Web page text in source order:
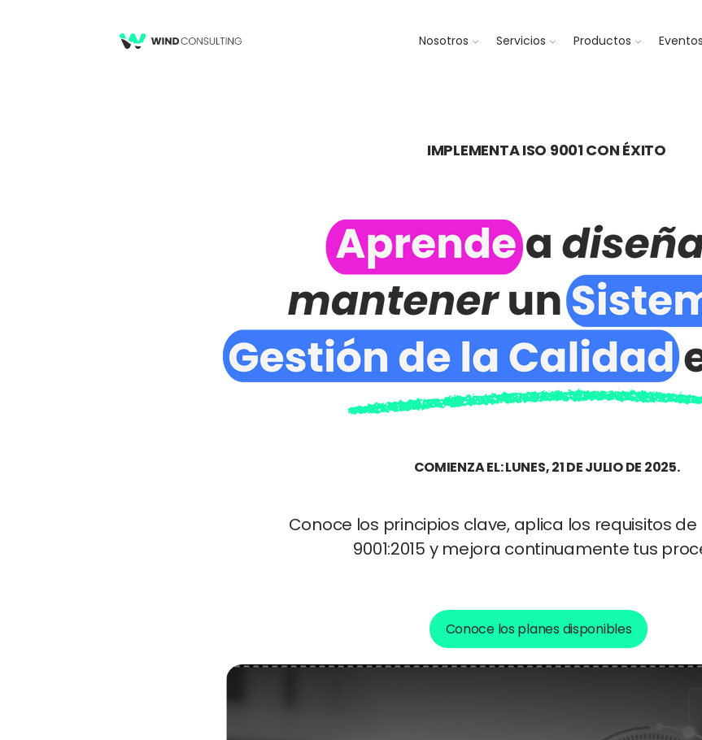
Nosotros Servicios Productos Eventos
IMPLEMENTA ISO 9001 CON ÉXITO
COMIENZA EL: LUNES, 21 DE JULIO DE 2025.
Conoce los principios clave, aplica los requisitos de
9001:2015 y mejora continuamente tus
Conoce los planes disponibles